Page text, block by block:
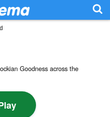
Goodness across the